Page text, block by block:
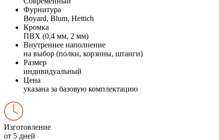
Фурнитура
Boyard, Blum, Hettich
Кромка
ПВХ (0,4 мм, 2 мм)
Внутреннее наполнение
на выбор (полки, корзины, штанги)
Размер
индивидуальный
Цена
указана за базовую комплектацию
Изготовление
от 5 дней